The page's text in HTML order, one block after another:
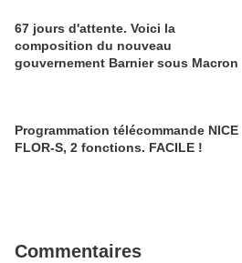
67 jours d'attente. Voici la
composition du nouveau
gouvernement Barnier sous Macron
Programmation télécommande NICE
FLOR-S, 2 fonctions. FACILE !
Commentaires